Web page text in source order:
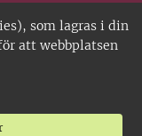
som lagras i din
att webbplatsen